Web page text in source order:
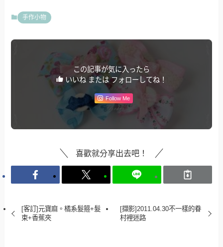
手作小物
この記事が気に入ったら
いいね または フォローしてね！
Follow Me
喜歡就分享出去吧！
[客訂]元寶麻。橘系髮箍+髮
束+香蕉夾
[擷影]2011.04.30不一樣的眷
村裡迷路